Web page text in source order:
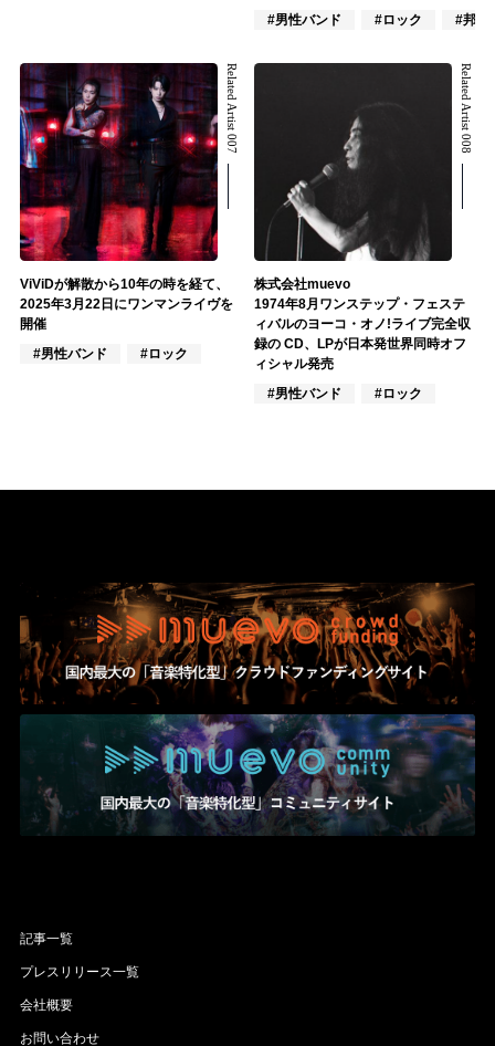
#男性バンド
#ロック #邦ロ
Related Artist 007
ViViDが解散から10年の時を経て、
2025年3月22日にワンマンライヴを
開催
#男性バンド
#ロック
Related Artist 008
株式会社muevo
1974年8月ワンステップ・フェステ
ィバルのヨーコ・オノ!ライブ完全収
録の CD、LPが日本発世界同時オフ
ィシャル発売
#男性バンド
#ロック
記事一覧
プレスリリース一覧
会社概要
お問い合わせ